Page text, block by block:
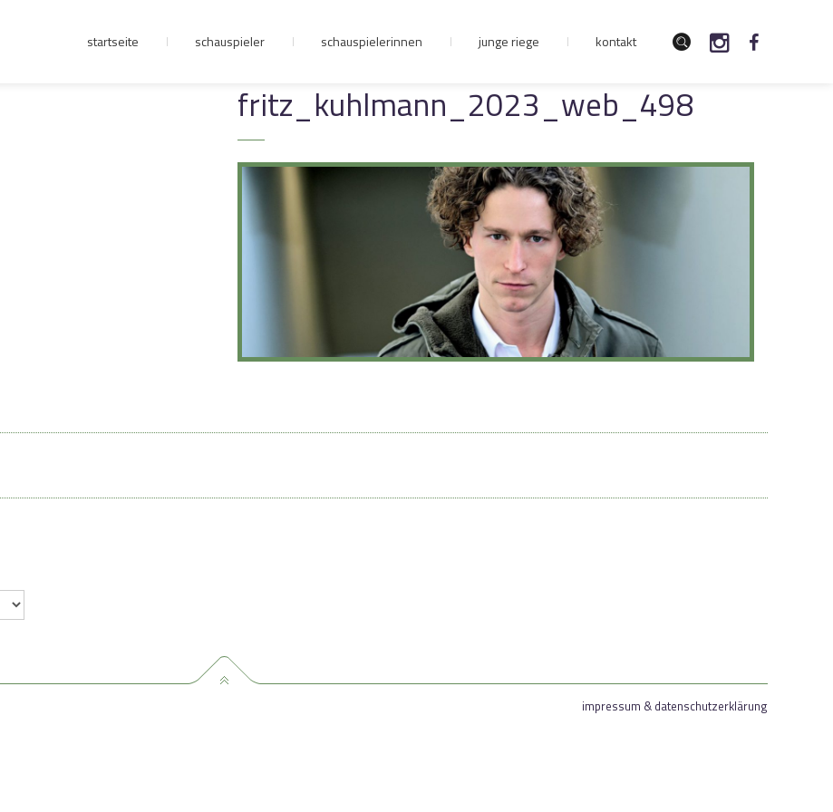
junge riege
kontakt
startseite schauspieler schauspielerinnen junge riege kontakt
fritz_kuhlmann_2023_web_498
impressum & datenschutzerklärung